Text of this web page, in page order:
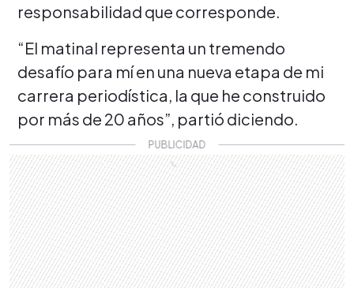
responsabilidad que corresponde.
“El matinal representa un tremendo
desafío para mí en una nueva etapa de mi
carrera periodística, la que he construido
por más de 20 años”, partió diciendo.